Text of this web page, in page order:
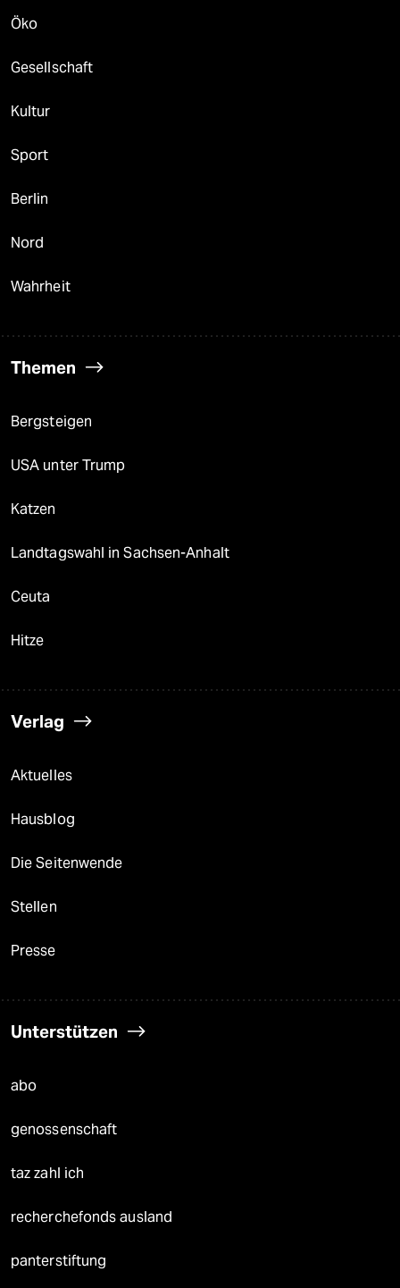
Öko
Gesellschaft
Kultur
Sport
Berlin
Nord
Wahrheit
Themen
Bergsteigen
USA unter Trump
Katzen
Landtagswahl in Sachsen-Anhalt
Ceuta
Hitze
Verlag
Aktuelles
Hausblog
Die Seitenwende
Stellen
Presse
Unterstützen
abo
genossenschaft
taz zahl ich
recherchefonds ausland
panterstiftung